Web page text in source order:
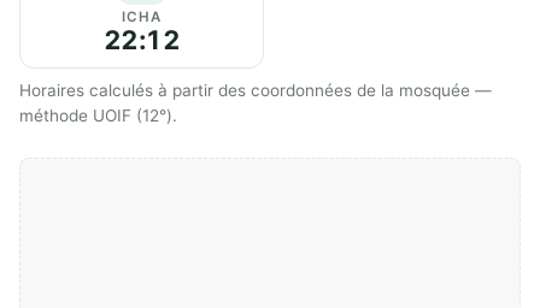
ICHA
22:12
Horaires calculés à partir des coordonnées de la mosquée —
méthode UOIF (12°).